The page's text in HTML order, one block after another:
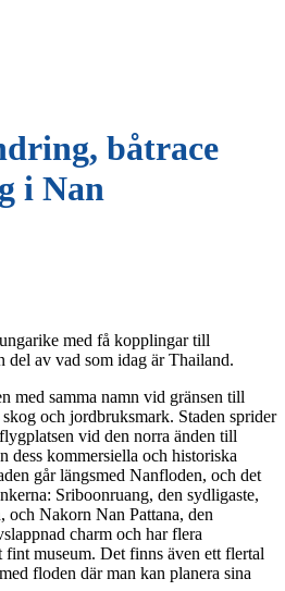
båtrace
i Nan
med få kopplingar till
del av vad som idag är Thailand.
med samma namn vid gränsen till
och jordbruksmark. Staden sprider
vid den norra änden till
dess kommersiella och historiska
går längsmed Nanfloden, och det
Sriboonruang, den sydligaste,
och Nakorn Nan Pattana, den
charm och har flera
fint museum. Det finns även ett flertal
floden där man kan planera sina